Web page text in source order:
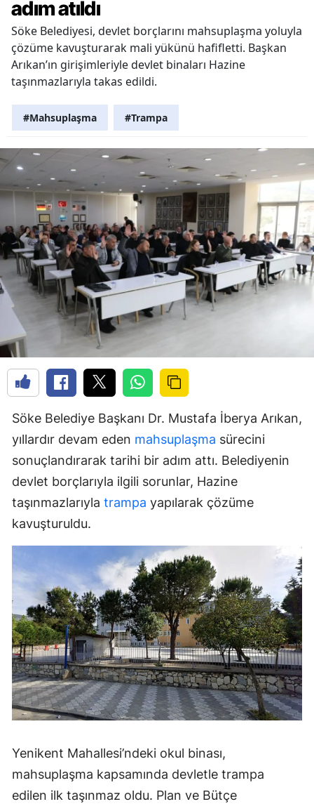
adım atıldı
Söke Belediyesi, devlet borçlarını mahsuplaşma yoluyla
çözüme kavuşturarak mali yükünü hafifletti. Başkan
Arıkan’ın girişimleriyle devlet binaları Hazine
taşınmazlarıyla takas edildi.
#Mahsuplaşma #Trampa
Söke Belediye Başkanı Dr. Mustafa İberya Arıkan,
yıllardır devam eden mahsuplaşma sürecini
sonuçlandırarak tarihi bir adım attı. Belediyenin
devlet borçlarıyla ilgili sorunlar, Hazine
taşınmazlarıyla trampa yapılarak çözüme
kavuşturuldu.
Yenikent Mahallesi’ndeki okul binası,
mahsuplaşma kapsamında devletle trampa
edilen ilk taşınmaz oldu. Plan ve Bütçe